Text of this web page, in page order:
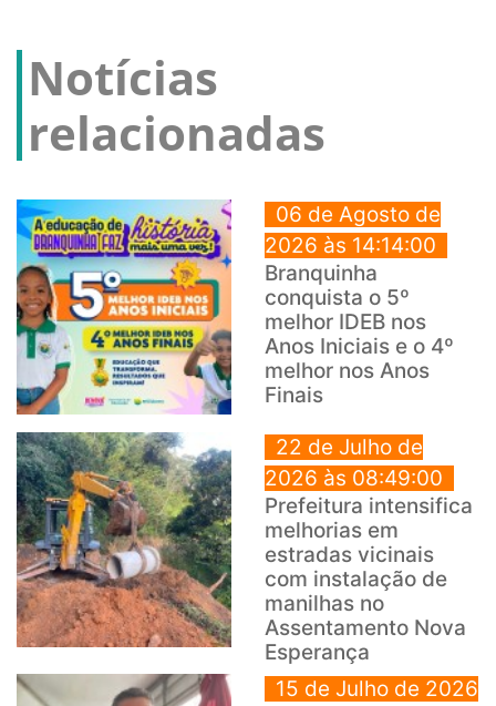
Notícias
relacionadas
06 de Agosto de
2026 às 14:14:00
Branquinha
conquista o 5º
melhor IDEB nos
Anos Iniciais e o 4º
melhor nos Anos
Finais
22 de Julho de
2026 às 08:49:00
Prefeitura intensifica
melhorias em
estradas vicinais
com instalação de
manilhas no
Assentamento Nova
Esperança
15 de Julho de 2026